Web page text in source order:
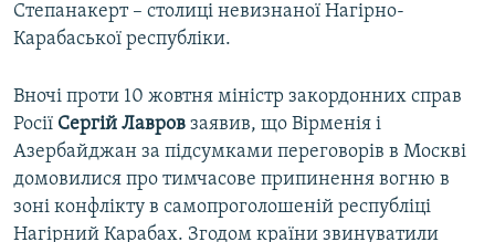
Степанакерт – столиці невизнаної Нагірно-
Карабаської республіки.
Вночі проти 10 жовтня міністр закордонних справ
Росії Сергій Лавров заявив, що Вірменія і
Азербайджан за підсумками переговорів в Москві
домовилися про тимчасове припинення вогню в
зоні конфлікту в самопроголошеній республіці
Нагірний Карабах. Згодом країни звинуватили